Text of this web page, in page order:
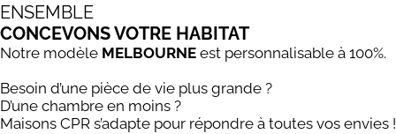
ENSEMBLE
CONCEVONS VOTRE HABITAT
Notre modèle MELBOURNE est personnalisable à 100%.
Besoin d’une pièce de vie plus grande ?
D’une chambre en moins ?
Maisons CPR s’adapte pour répondre à toutes vos envies !